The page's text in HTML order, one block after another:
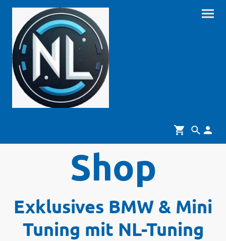
Shop
Exklusives BMW & Mini
Tuning mit NL-Tuning